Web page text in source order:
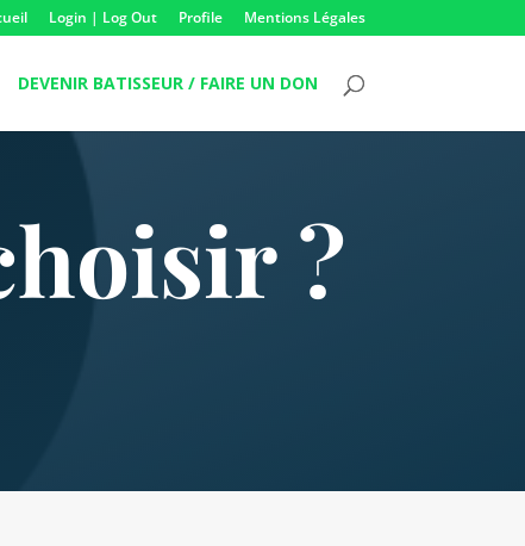
Login | Log Out Profile Mentions Légales
DEVENIR BATISSEUR / FAIRE UN DON
?